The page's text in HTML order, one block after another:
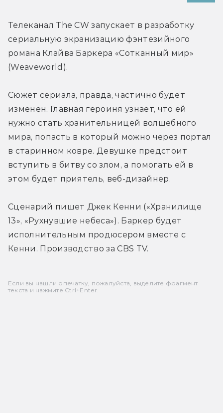
Телеканал The CW запускает в разработку
сериальную экранизацию фэнтезийного
романа Клайва Баркера «Сотканный мир»
(Weaveworld).
Сюжет сериала, правда, частично будет
изменен. Главная героиня узнаёт, что ей
нужно стать хранительницей волшебного
мира, попасть в который можно через портал
в старинном ковре. Девушке предстоит
вступить в битву со злом, а помогать ей в
этом будет приятель, веб-дизайнер.
Сценарий пишет Джек Кенни («Хранилище
13», «Рухнувшие небеса»). Баркер будет
исполнительным продюсером вместе с
Кенни. Производство за CBS TV.
Если вы нашли опечатку, пожалуйста, выделите фрагмент
текста и нажмите Ctrl+Enter.